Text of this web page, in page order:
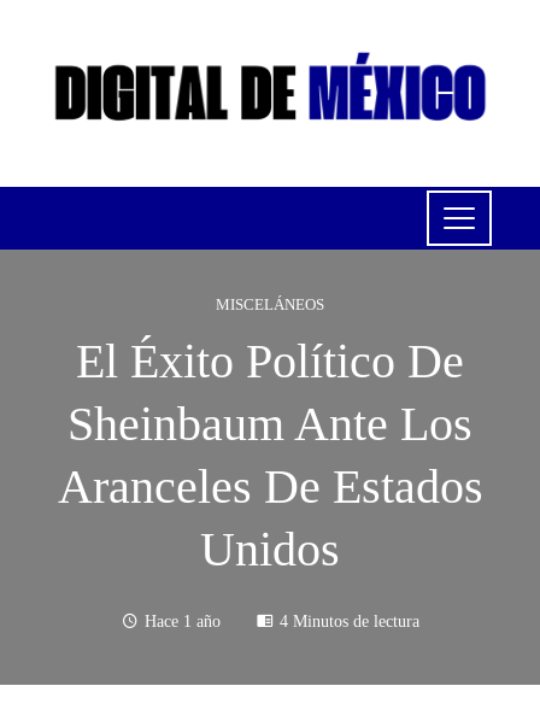
MISCELÁNEOS
El Éxito Político De
Sheinbaum Ante Los
Aranceles De Estados
Unidos
Hace 1 año 4 Minutos de lectura